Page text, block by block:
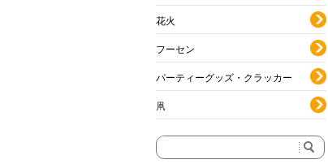
花火
フーセン
パーティーグッズ・クラッカー
凧